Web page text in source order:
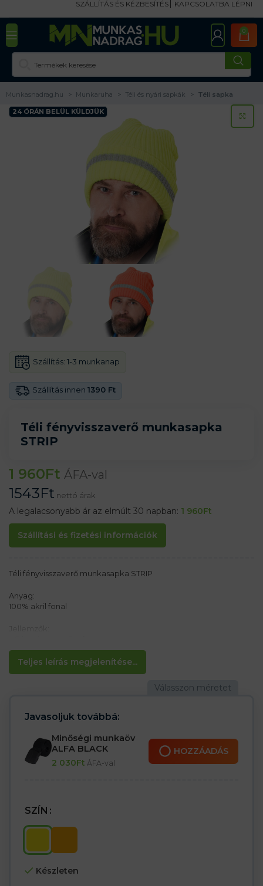
SZÁLLÍTÁS ÉS KÉZBESÍTÉS KAPCSOLATBA LÉPNI
0
Munkasnadrag.hu Munkaruha Téli és nyári sapkák Téli sapka
24 ÓRÁN BELÜL KÜLDJÜK
Téli fényvisszaverő munkasapka
STRIP
Szállítás innen 1390 Ft
Szállítás: 1-3 munkanap
1 960Ft ÁFA-val
1543Ft nettó árak
A legalacsonyabb ár az elmúlt 30 napban: 1 960Ft
Szállítási és fizetési információk
Teljes leírás megjelenítése...
Téli fényvisszaverő munkasapka STRIP
Anyag:
100% akril fonal
– Beállítási lehetőség
Ideális úthasználók számára
Javasoljuk továbbá:
Minőségi munkaöv
ALFA BLACK
2 030Ft ÁFA-val
HOZZÁADÁS
SZÍN
Készleten